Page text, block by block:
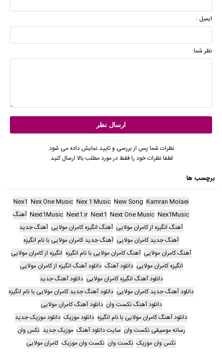
ایمیل :
نظر شما:
نظرات شما پس از بررسی و تایید نمایش داده می شود.
لطفا نظرات خود را فقط در مورد مطلب بالا ارسال کنید.
برچسب ها
Kamran Molaei
New Song
Nex 1 Music
Nex One Music
Nex1
Nex1Music
Next One Music
Next1
Next1.ir
Next1Music آهنگ
آهنگ انگیزه از کامران مولایی آهنگ انگیزه کامران مولایی آهنگ جدید
آهنگ جدید کامران مولایی آهنگ جدید کامران مولایی با نام انگیزه
آهنگ کامران مولایی آهنگ کامران مولایی با نام انگیزه انگیزه از کامران مولایی
انگیزه کامران مولایی دانلود آهنگ دانلود آهنگ انگیزه از کامران مولایی
دانلود آهنگ انگیزه کامران مولایی دانلود آهنگ جدید
دانلود آهنگ جدید کامران مولایی دانلود آهنگ جدید کامران مولایی با نام انگیزه
دانلود آهنگ نکست وان دانلود آهنگ کامران مولایی
دانلود آهنگ کامران مولایی با نام انگیزه دانلود موزیک دانلود موزیک جدید
رسانه موسیقی نکست وان سایت دانلود آهنگ موزیک جدید نکس وان
نکس وان موزیک نکست وان نکست وان موزیک کامران مولایی